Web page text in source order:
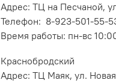
Адрес: ТЦ на Песчаной,
Телефон: 8-923-501-55-
Время работы: пн-вс
Краснобродский
Адрес: ТЦ Маяк, ул.